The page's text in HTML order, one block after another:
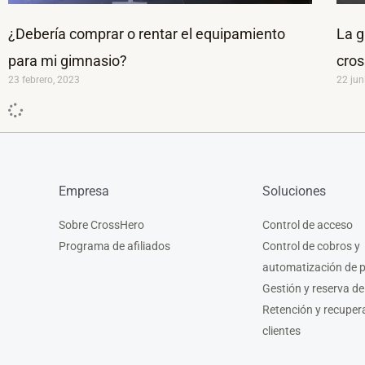
¿Debería comprar o rentar el equipamiento
para mi gimnasio?
23 febrero, 2023
La
22
Empresa
Sobre CrossHero
Programa de afiliados
Soluciones
Control de acceso
Control de cobros y
automatización de
Gestión y reserva
Retención y
clientes